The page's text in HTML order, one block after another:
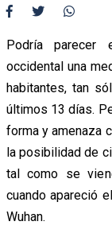
Podría parecer
occidental una
habitantes, tan
últimos 13 días.
forma y amenaza
la posibilidad de
tal como se
cuando apareció
Wuhan.